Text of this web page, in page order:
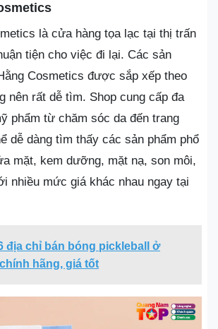
là cửa hàng tọa lạc tại thị trấn
tiện cho việc đi lại. Các sản
Cosmetics được sắp xếp theo
nên rất dễ tìm. Shop cung cấp đa
phẩm từ chăm sóc da đến trang
dễ dàng tìm thấy các sản phẩm phổ
mặt, kem dưỡng, mặt nạ, son môi,
nhiều mức giá khác nhau ngay tại
địa chỉ bán bóng pickleball ở
hãng, giá tốt